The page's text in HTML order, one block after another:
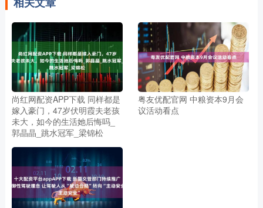
尚红网配资APP下载 同样都是
嫁入豪门，47岁伏明霞夫老孩
未大，如今的生活她后悔吗_
郭晶晶_跳水冠军_梁锦松
粤友优配官网 中粮资本9月会
议活动看点